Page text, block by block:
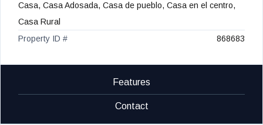
Casa, Casa Adosada, Casa de pueblo, Casa en el centro,
Casa Rural
Property ID #
868683
Features
Contact